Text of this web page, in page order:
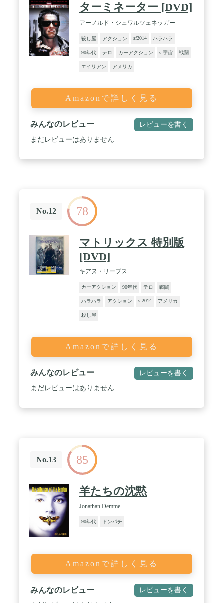
ターミネーター [DVD]
アーノルド・シュワルツェネッガー
殺し屋 アクション sf2014 ハラハラ
90年代 テロ カーアクション sf宇宙 戦闘
エイリアン アメリカ
Amazonで詳しく見る
みんなのレビュー レビューを書く
まだレビューはありません
No.12 78
マトリックス 特別版
[DVD]
キアヌ・リーブス
カーアクション 90年代 テロ 戦闘
ハラハラ アクション sf2014 アメリカ
殺し屋
Amazonで詳しく見る
みんなのレビュー レビューを書く
まだレビューはありません
No.13 85
羊たちの沈黙
Jonathan Demme
90年代 ドンパチ
Amazonで詳しく見る
みんなのレビュー レビューを書く